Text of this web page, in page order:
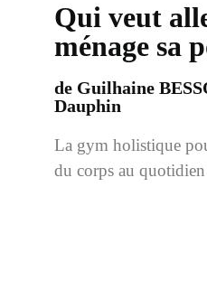
Qui veut
ménage sa
de Guilhaine
Dauphin
La gym holistique
du corps au quotidien